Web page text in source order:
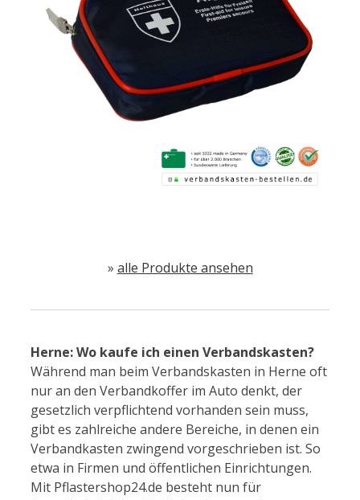
» alle Produkte ansehen
Herne: Wo kaufe ich einen Verbandskasten?
Während man beim Verbandskasten in Herne oft
nur an den Verbandkoffer im Auto denkt, der
gesetzlich verpflichtend vorhanden sein muss,
gibt es zahlreiche andere Bereiche, in denen ein
Verbandkasten zwingend vorgeschrieben ist. So
etwa in Firmen und öffentlichen Einrichtungen.
Mit Pflastershop24.de besteht nun für